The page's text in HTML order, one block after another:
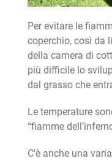
Per evitare le
coperchio, così da
della camera di
più difficile lo
dal grasso che
Le temperature
“fiamme
C’è anche una